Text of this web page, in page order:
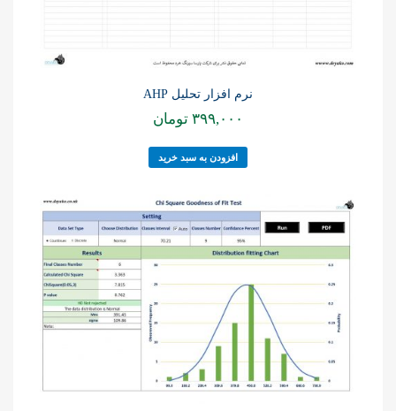
نرم افزار تحلیل AHP
۳۹۹,۰۰۰ تومان
افزودن به سبد خرید